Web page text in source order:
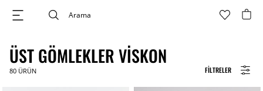
FILTRELER
ÜST GÖMLEKLER VISKON
80 ÜRÜN